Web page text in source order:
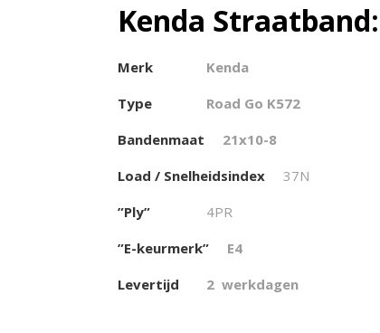
Kenda Straatband:
Merk
Kenda
Type
Road Go K572
Bandenmaat
21x10-8
Load / Snelheidsindex
37N
”Ply”
4PR
”E-keurmerk”
E4
Levertijd
2 werkdagen